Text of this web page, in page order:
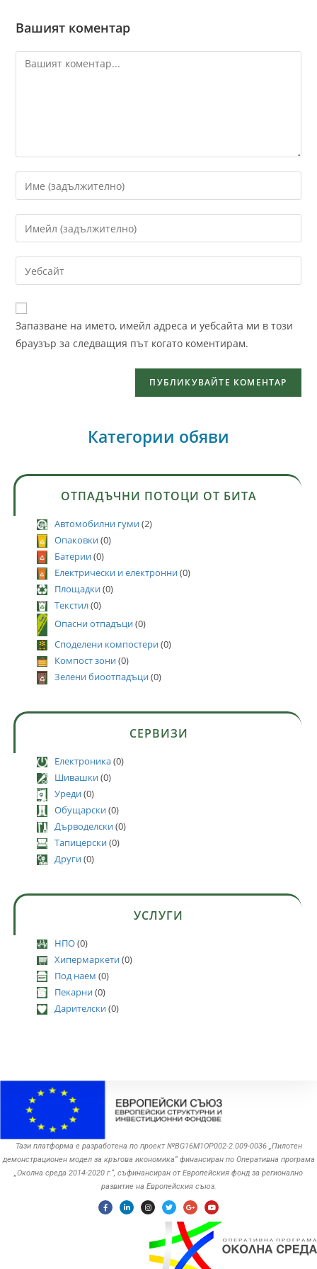
Вашият коментар
Запазване на името, имейл адреса и уебсайта ми в този
браузър за следващия път когато коментирам.
Категории обяви
ОТПАДЪЧНИ ПОТОЦИ ОТ БИТА
Автомобилни гуми(2)
Опаковки(0)
Батерии(0)
Електрически и електронни(0)
Площадки(0)
Текстил(0)
Опасни отпадъци(0)
Споделени компостери(0)
Компост зони(0)
Зелени биоотпадъци(0)
СЕРВИЗИ
Електроника(0)
Шивашки(0)
Уреди(0)
Обущарски(0)
Дърводелски(0)
Тапицерски(0)
Други(0)
УСЛУГИ
НПО(0)
Хипермаркети(0)
Под наем (0)
Пекарни(0)
Дарителски(0)
Тази платформа е разработена по проект №BG16M1OP002-2.‎009-0036 „Пилотен
демонстрационен модел за кръгова икономика“ финансиран по Оперативна програма
„Околна среда ‎‎2014-2020 г.“, съфинансиран от Европейския фонд за регионално
развитие на Европейския съюз.